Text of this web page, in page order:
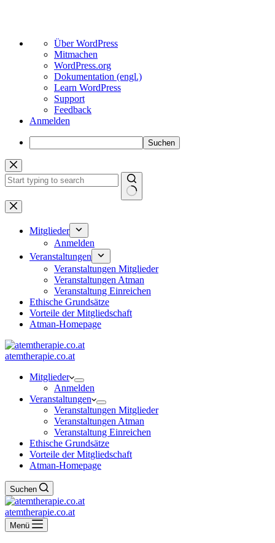
Über
WordPress
Über WordPress
Mitmachen
WordPress.org
Dokumentation (engl.)
Learn WordPress
Support
Feedback
Anmelden
Suchen
Zum
Inhalt
springen
Keine
Ergebnisse
Mitglieder
Anmelden
Veranstaltungen
Veranstaltungen Mitglieder
Veranstaltungen Atman
Veranstaltung Einreichen
Ethische Grundsätze
Vorteile der Mitgliedschaft
Atman-Homepage
atemtherapie.co.at
Mitglieder
Anmelden
Veranstaltungen
Veranstaltungen Mitglieder
Veranstaltungen Atman
Veranstaltung Einreichen
Ethische Grundsätze
Vorteile der Mitgliedschaft
Atman-Homepage
Suchen
atemtherapie.co.at
Menü